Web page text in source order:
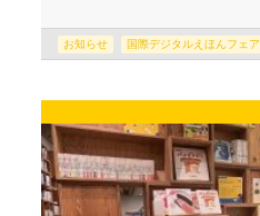
お知らせ 国際デジタルえほんフェア